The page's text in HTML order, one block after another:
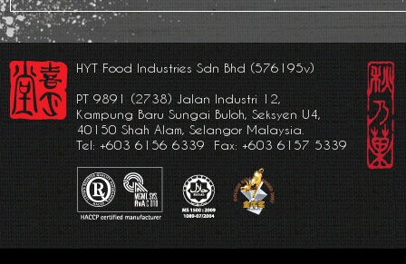
HYT Food Industries Sdn Bhd (576195v)
PT 9891 (2738) Jalan Industri 12,
Kampung Baru Sungai Buloh, Seksyen U4,
40150 Shah Alam, Selangor Malaysia.
Tel: +603 6156 6339 Fax: +603 6157 5339